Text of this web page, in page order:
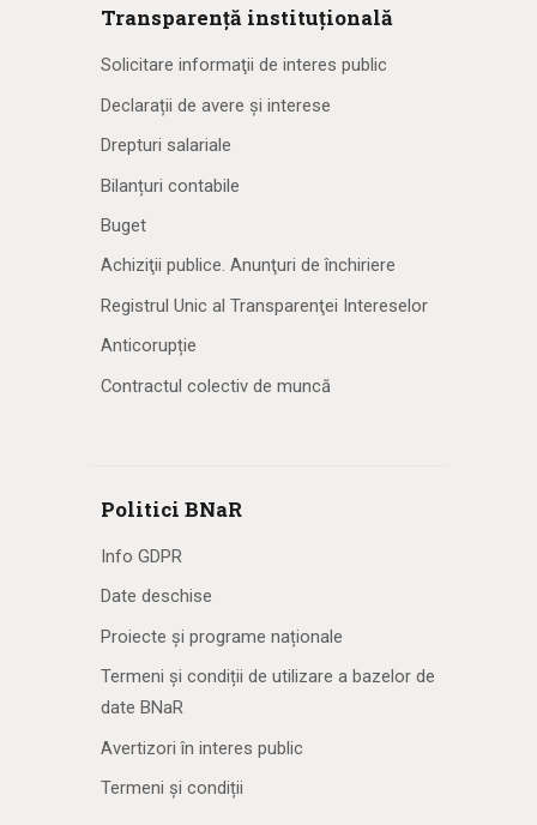
Transparență instituțională
Solicitare informaţii de interes public
Declarații de avere și interese
Drepturi salariale
Bilanțuri contabile
Buget
Achiziţii publice. Anunţuri de închiriere
Registrul Unic al Transparenţei Intereselor
Anticorupție
Contractul colectiv de muncă
Politici BNaR
Info GDPR
Date deschise
Proiecte și programe naționale
Termeni și condiții de utilizare a bazelor de
date BNaR
Avertizori în interes public
Termeni și condiții